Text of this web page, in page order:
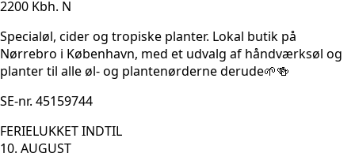
2200 Kbh. N
Specialøl, cider og tropiske planter. Lokal butik på
Nørrebro i København, med et udvalg af håndværksøl og
planter til alle øl- og plantenørderne derude🌱🍻
SE-nr. 45159744
FERIELUKKET INDTIL
10. AUGUST